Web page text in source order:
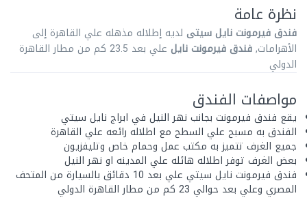
نظرة عامة
فندق فيرمونت نايل سيتى لديه إطلاله مذهله علي القاهرة إلى
الأهرامات,فندق فيرمونت نايل
علي بعد 23.5 كم من مطار القاهرة
الدولي
مواصفات الفندق
يقع فندق فيرمونت بجانب نهر النيل في ابراج نايل سيتي
الفندق به مسبح علي السطح مع اطلاله رائعه علي القاهرة
جميع الغرف تتميز به مكتب عمل وحمام خاص وتليفزيون
بعض الغرف توفر اطلاله هائله علي المدينه او نهر النيل
فندق فيرمونت نايل سيتي علي بعد 10 دقائق بالسيارة من المتحف
المصري وعلي بعد حوالي 23 كم من مطار القاهرة الدولي